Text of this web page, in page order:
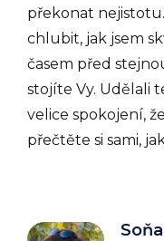
překonat
chlubit, jak jsem
časem před
stojíte Vy. Udělali
velice spokojení,
přečtěte si sami,